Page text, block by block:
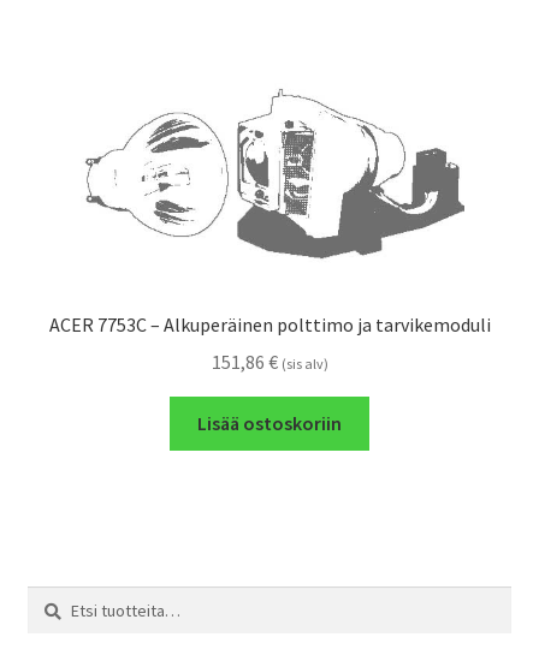
ACER 7753C – Alkuperäinen polttimo ja tarvikemoduli
151,86 € (sis alv)
Lisää ostoskoriin
Etsi:
Haku